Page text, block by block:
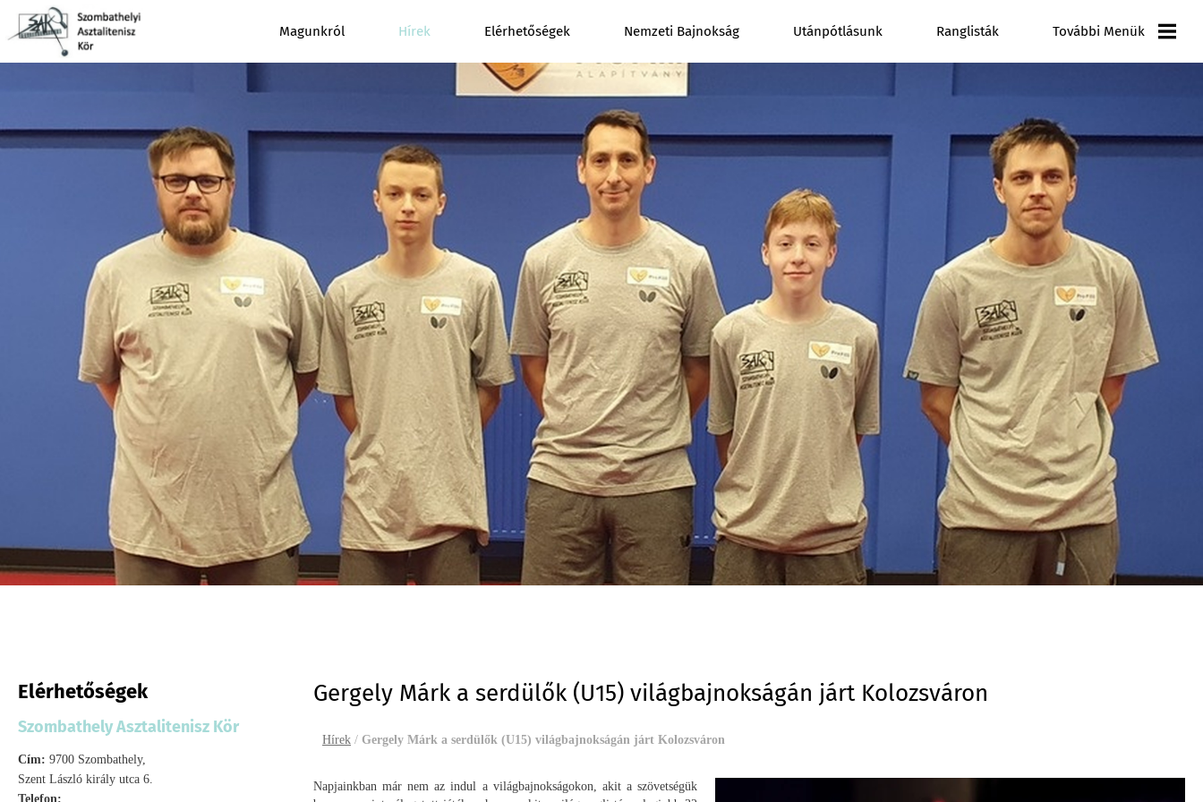
Magunkról Hírek Elérhetőségek Nemzeti Bajnokság Utánpótlásunk Ranglisták További Menük
Galéria
Videó Galéria
Pályázatok
Elérhetőségek
Szombathely Asztalitenisz Kör
Cím: 9700 Szombathely,
Szent László király utca 6.
Telefon:
Gergely Márk a serdülők (U15) világbajnokságán járt Kolozsváron
Hírek / Gergely Márk a serdülők (U15) világbajnokságán járt Kolozsváron
Napjainkban már nem az indul a világbajnokságokon, akit a szövetségük